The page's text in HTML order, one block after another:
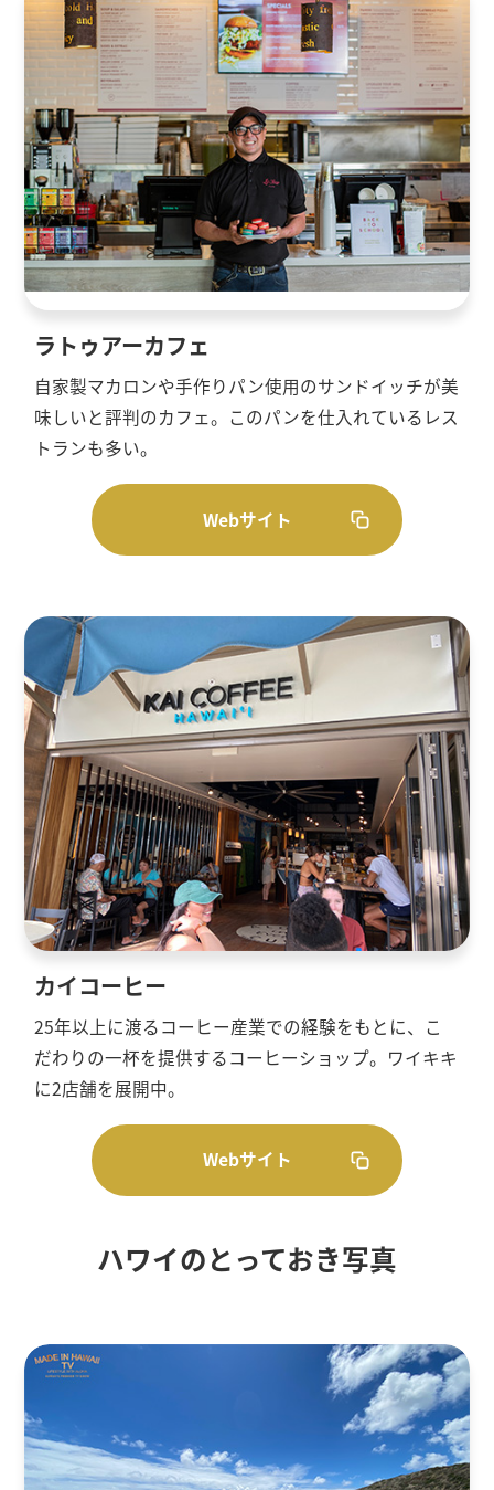
ラトゥアーカフェ
自家製マカロンや手作りパン使用のサンドイッチが美
味しいと評判のカフェ。このパンを仕入れているレス
トランも多い。
Webサイト
カイコーヒー
25年以上に渡るコーヒー産業での経験をもとに、こ
だわりの一杯を提供するコーヒーショップ。ワイキキ
に2店舗を展開中。
Webサイト
ハワイのとっておき写真